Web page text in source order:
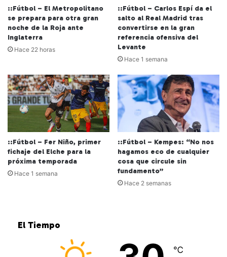
::Fútbol – El Metropolitano
se prepara para otra gran
noche de la Roja ante
Inglaterra
Hace 22 horas
::Fútbol – Carlos Espí da el
salto al Real Madrid tras
convertirse en la gran
referencia ofensiva del
Levante
Hace 1 semana
::Fútbol – Fer Niño, primer
fichaje del Elche para la
próxima temporada
Hace 1 semana
::Fútbol – Kempes: “No nos
hagamos eco de cualquier
cosa que circule sin
fundamento”
Hace 2 semanas
El Tiempo
℃